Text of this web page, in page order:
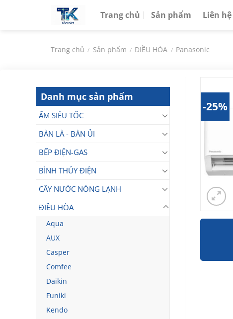
Trang chủ Sản phẩm Liên hệ
Trang chủ / Sản phẩm / ĐIỀU HÒA / Panasonic
Danh mục sản phẩm
ẤM SIÊU TỐC
BÀN LÀ - BÀN ỦI
BẾP ĐIỆN-GAS
BÌNH THỦY ĐIỆN
CÂY NƯỚC NÓNG LẠNH
ĐIỀU HÒA
Aqua
AUX
Casper
Comfee
Daikin
Funiki
Kendo
-25%